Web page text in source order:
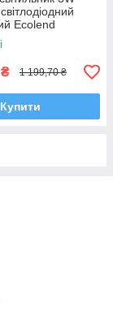
Ecolend
₴ 1 199,70 ₴
Купити